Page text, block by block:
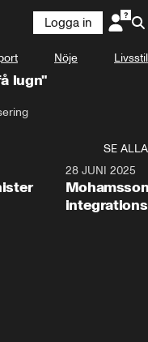
Logga in
Nöje Livsstil
lugn"
SE ALLA
28 JUNI 2025